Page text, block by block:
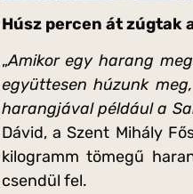
Húsz percen át zúgtak
„Amikor egy harang
együttesen húzunk
harangjával például a
Dávid, a Szent Mihály
kilogramm tömegű
csendül fel.